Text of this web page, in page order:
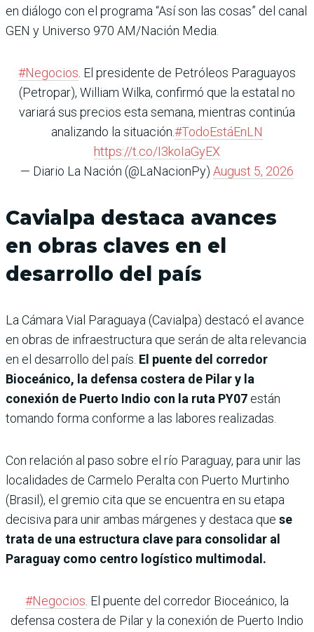
en diálogo con el programa “Así son las cosas” del canal
GEN y Universo 970 AM/Nación Media.
#Negocios . El presidente de Petróleos Paraguayos
(Petropar), William Wilka, confirmó que la estatal no
variará sus precios esta semana, mientras continúa
analizando la situación.#TodoEstáEnLN
https://t.co/I3koIaGyEX
— Diario La Nación (@LaNacionPy) August 5, 2026
Cavialpa destaca avances
en obras claves en el
desarrollo del país
La Cámara Vial Paraguaya (Cavialpa) destacó el avance
en obras de infraestructura que serán de alta relevancia
en el desarrollo del país. El puente del corredor
Bioceánico, la defensa costera de Pilar y la
conexión de Puerto Indio con la ruta PY07 están
tomando forma conforme a las labores realizadas.
Con relación al paso sobre el río Paraguay, para unir las
localidades de Carmelo Peralta con Puerto Murtinho
(Brasil), el gremio cita que se encuentra en su etapa
decisiva para unir ambas márgenes y destaca que se
trata de una estructura clave para consolidar al
Paraguay como centro logístico multimodal.
#Negocios . El puente del corredor Bioceánico, la
defensa costera de Pilar y la conexión de Puerto Indio